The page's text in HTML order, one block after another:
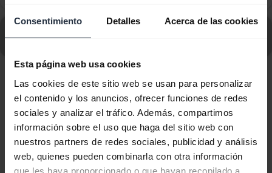
Consentimiento Detalles Acerca de las cookies
Esta página web usa cookies
Las cookies de este sitio web se usan para personalizar
el contenido y los anuncios, ofrecer funciones de redes
sociales y analizar el tráfico. Además, compartimos
información sobre el uso que haga del sitio web con
nuestros partners de redes sociales, publicidad y análisis
web, quienes pueden combinarla con otra información
que les haya proporcionado o que hayan recopilado a
Mostrando 10 de 10
Documentos de producto